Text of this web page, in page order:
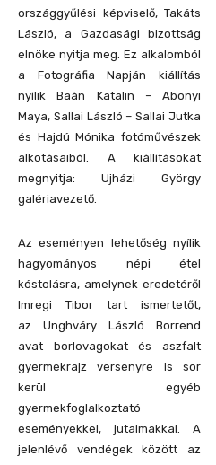
országgyűlési képviselő, Takáts
László, a Gazdasági bizottság
elnöke nyitja meg. Ez alkalomból
a Fotográfia Napján kiállítás
nyílikBaán Katalin – Abonyi
Maya, Sallai László – Sallai Jutka
és Hajdú Mónikafotóművészek
alkotásaiból. A kiállításokat
megnyitja: Ujházi György
galériavezető.
Az eseményen lehetőség nyílik
hagyományos népi étel
kóstolásra, amelynek eredetéről
Imregi Tibor tart ismertetőt,
az Unghváry László Borrend
avat borlovagokat és aszfalt
gyermekrajz versenyre is sor
kerül egyéb
gyermekfoglalkoztató
eseményekkel, jutalmakkal. A
jelenlévő vendégek között az